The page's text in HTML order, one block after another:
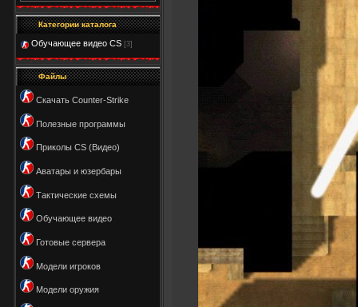
Категории каталога
Обучающее видео CS [3]
Файлы
Скачать Counter-Strike
Полезные программы
Приколы CS (Видео)
Аватары и юзербары
Тактические схемы
Обучающее видео
Готовые сервера
Модели игроков
Модели оружия